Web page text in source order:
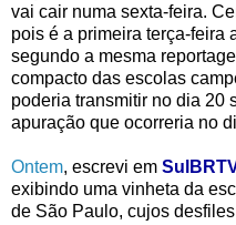
vai cair numa sexta-feira.
pois é a primeira terça-feira
segundo a mesma
compacto das escolas
poderia transmitir no dia 20
apuração que ocorreria no
Ontem, escrevi em
exibindo uma vinheta da
de São Paulo, cujos